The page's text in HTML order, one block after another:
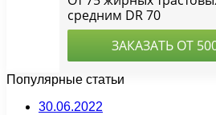
Популярные статьи
30.06.2022